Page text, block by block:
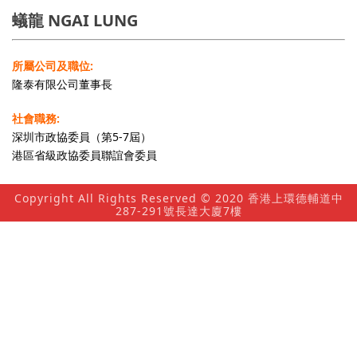
蟻龍 NGAI LUNG
所屬公司及職位:
隆泰有限公司董事長
社會職務:
深圳市政協委員（第5-7屆）
港區省級政協委員聯誼會委員
Copyright All Rights Reserved © 2020 香港上環德輔道中
287-291號長達大廈7樓